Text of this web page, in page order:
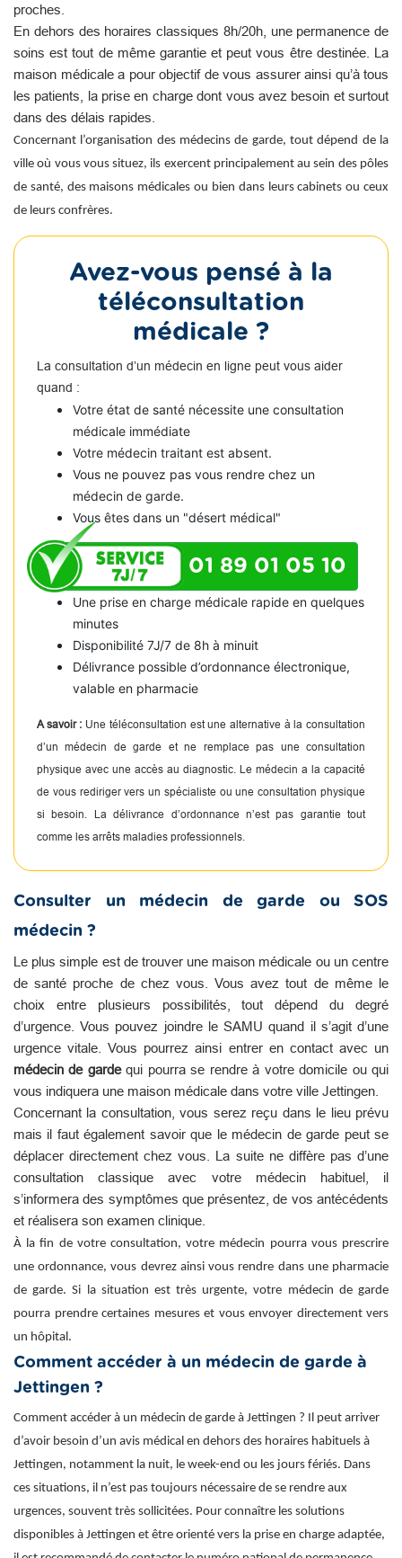
proches.
En dehors des horaires classiques 8h/20h, une permanence de
soins est tout de même garantie et peut vous être destinée. La
maison médicale a pour objectif de vous assurer ainsi qu’à tous
les patients, la prise en charge dont vous avez besoin et surtout
dans des délais rapides.
Concernant l’organisation des médecins de garde, tout dépend de la
ville où vous vous situez, ils exercent principalement au sein des pôles
de santé, des maisons médicales ou bien dans leurs cabinets ou ceux
de leurs confrères.
Avez-vous pensé à la
téléconsultation
médicale ?
La consultation d’un médecin en ligne peut vous aider
quand :
Votre état de santé nécessite une consultation
médicale immédiate
Votre médecin traitant est absent.
Vous ne pouvez pas vous rendre chez un
médecin de garde.
Vous êtes dans un "désert médical"
01 89 01 05 10
Une prise en charge médicale rapide en quelques
minutes
Disponibilité 7J/7 de 8h à minuit
Délivrance possible d’ordonnance électronique,
valable en pharmacie
A savoir : Une téléconsultation est une alternative à la consultation
d’un médecin de garde et ne remplace pas une consultation
physique avec une accès au diagnostic. Le médecin a la capacité
de vous rediriger vers un spécialiste ou une consultation physique
si besoin. La délivrance d’ordonnance n’est pas garantie tout
comme les arrêts maladies professionnels.
Consulter un médecin de garde ou SOS
médecin ?
Le plus simple est de trouver une maison médicale ou un centre
de santé proche de chez vous. Vous avez tout de même le
choix entre plusieurs possibilités, tout dépend du degré
d’urgence. Vous pouvez joindre le SAMU quand il s’agit d’une
urgence vitale. Vous pourrez ainsi entrer en contact avec un
médecin de gardequi pourra se rendre à votre domicile ou qui
vous indiquera une maison médicale dans votre ville Jettingen.
Concernant la consultation, vous serez reçu dans le lieu prévu
mais il faut également savoir que le médecin de garde peut se
déplacer directement chez vous. La suite ne diffère pas d’une
consultation classique avec votre médecin habituel, il
s’informera des symptômes que présentez, de vos antécédents
et réalisera son examen clinique.
À la fin de votre consultation, votre médecin pourra vous prescrire
une ordonnance, vous devrez ainsi vous rendre dans une pharmacie
de garde. Si la situation est très urgente, votre médecin de garde
pourra prendre certaines mesures et vous envoyer directement vers
un hôpital.
Comment accéder à un médecin de garde à
Jettingen ?
Comment accéder à un médecin de garde à Jettingen ? Il peut arriver
d’avoir besoin d’un avis médical en dehors des horaires habituels à
Jettingen, notamment la nuit, le week-end ou les jours fériés. Dans
ces situations, il n’est pas toujours nécessaire de se rendre aux
urgences, souvent très sollicitées. Pour connaître les solutions
disponibles à Jettingen et être orienté vers la prise en charge adaptée,